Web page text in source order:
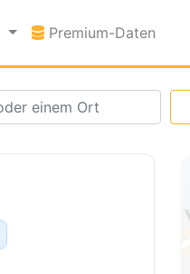
Premium-Daten